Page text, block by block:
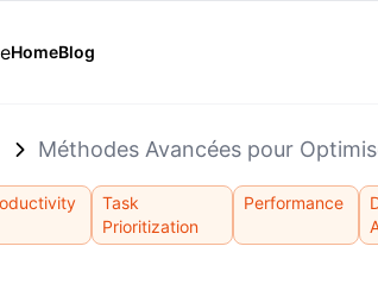
HomeBlog
Méthodes Avancées pour
Task
Prioritization
Performance